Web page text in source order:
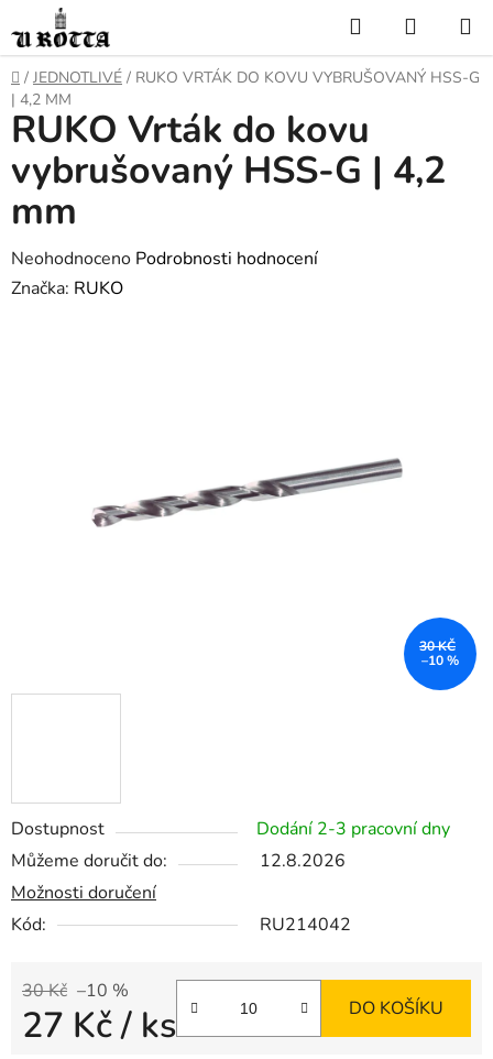
na
obsah
Hledat
KOŠÍK
DOMŮ
/ JEDNOTLIVÉ / RUKO VRTÁK DO KOVU VYBRUŠOVANÝ HSS-G
| 4,2 MM
Dostupnost
Dodání 2-3 pracovní dny
Můžeme doručit do:
12.8.2026
Možnosti doručení
Kód:
RU214042
30 Kč –10 %
27 Kč/ ks DO KOŠÍKU
RUKO Vrták do kovu
vybrušovaný HSS-G | 4,2
mm
Průměrné
hodnocení
Neohodnoceno Podrobnosti hodnocení
Značka: RUKO
30 KČ
–10 %